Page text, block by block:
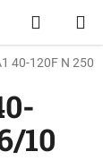
Hledat
KOŠÍK
40-120F N 250
10